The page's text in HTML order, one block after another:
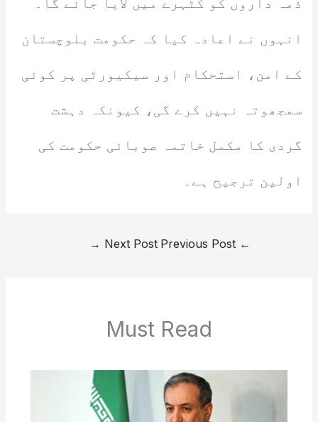
انہوں نے اعادہ کیا کہ حکومت بلوچستان
کے امن، استحکام اور سیکیورٹی پر کوئی
سمجھوتہ نہیں کرے گی، کیونکہ دہشت
گردی کا مکمل خاتمہ صوبائی حکومت کی
اولین ترجیح ہے۔
←
Next Post
→
Must Read